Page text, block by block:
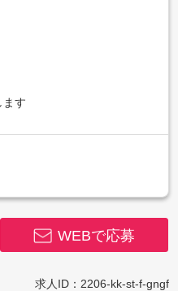
ます
WEBで応募
求人ID：2206-kk-st-f-gngf